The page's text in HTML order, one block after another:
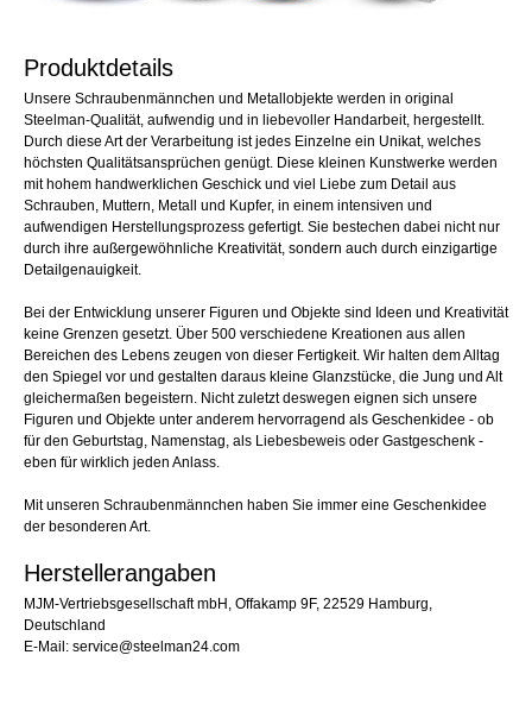
Produktdetails
Unsere Schraubenmännchen und Metallobjekte werden in original
Steelman-Qualität, aufwendig und in liebevoller Handarbeit, hergestellt.
Durch diese Art der Verarbeitung ist jedes Einzelne ein Unikat, welches
höchsten Qualitätsansprüchen genügt. Diese kleinen Kunstwerke werden
mit hohem handwerklichen Geschick und viel Liebe zum Detail aus
Schrauben, Muttern, Metall und Kupfer, in einem intensiven und
aufwendigen Herstellungsprozess gefertigt. Sie bestechen dabei nicht nur
durch ihre außergewöhnliche Kreativität, sondern auch durch einzigartige
Detailgenauigkeit.
Bei der Entwicklung unserer Figuren und Objekte sind Ideen und Kreativität
keine Grenzen gesetzt. Über 500 verschiedene Kreationen aus allen
Bereichen des Lebens zeugen von dieser Fertigkeit. Wir halten dem Alltag
den Spiegel vor und gestalten daraus kleine Glanzstücke, die Jung und Alt
gleichermaßen begeistern. Nicht zuletzt deswegen eignen sich unsere
Figuren und Objekte unter anderem hervorragend als Geschenkidee - ob
für den Geburtstag, Namenstag, als Liebesbeweis oder Gastgeschenk -
eben für wirklich jeden Anlass.
Mit unseren Schraubenmännchen haben Sie immer eine Geschenkidee
der besonderen Art.
Herstellerangaben
MJM-Vertriebsgesellschaft mbH, Offakamp 9F, 22529 Hamburg,
Deutschland
E-Mail: service@steelman24.com